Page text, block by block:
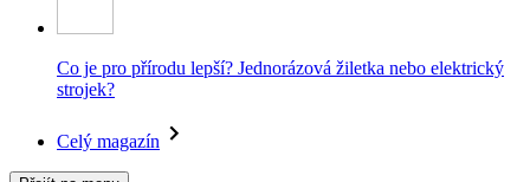
Co je pro přírodu lepší? Jednorázová žiletka nebo elektrický
strojek?
Celý magazín